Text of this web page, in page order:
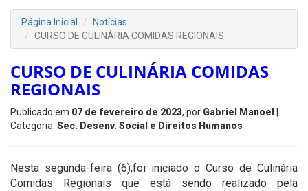
Página Inicial
Notícias
CURSO DE CULINÁRIA COMIDAS REGIONAIS
CURSO DE CULINÁRIA COMIDAS
REGIONAIS
Publicado em 07 de fevereiro de 2023, por Gabriel Manoel
Categoria: Sec. Desenv. Social e Direitos Humanos
Nesta segunda-feira (6),foi iniciado o Curso de Culinária
Comidas Regionais que está sendo realizado pela